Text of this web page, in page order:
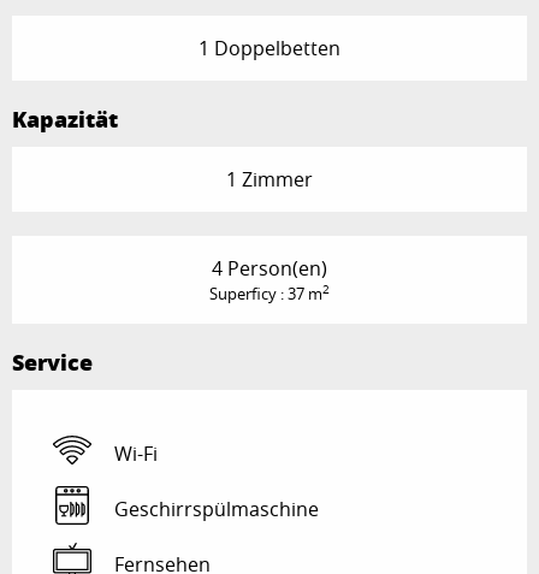
1 Doppelbetten
Kapazität
1 Zimmer
4 Person(en)
Superficy : 37 m2
Service
Wi-Fi
Geschirrspülmaschine
Fernsehen